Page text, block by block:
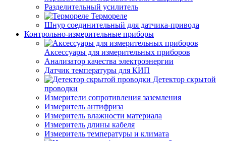
Разделительный усилитель
Термореле
Шнур соединительный для датчика-привода
Контрольно-измерительные приборы
Аксессуары для измерительных приборов
Анализатор качества электроэнергии
Датчик температуры для КИП
Детектор скрытой
проводки
Измерители сопротивления заземления
Измеритель антифриза
Измеритель влажности материала
Измеритель длины кабеля
Измеритель температуры и климата